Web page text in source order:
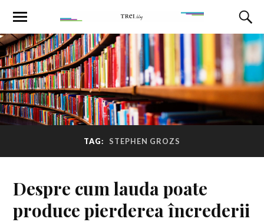
TAG: STEPHEN GROZS
Despre cum lauda poate
produce pierderea încrederii